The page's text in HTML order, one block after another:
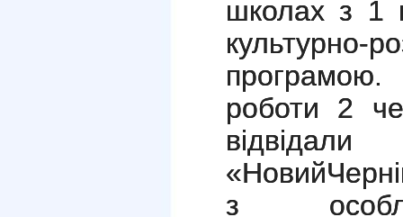
школах з 1
культурно-
роботи 2
з